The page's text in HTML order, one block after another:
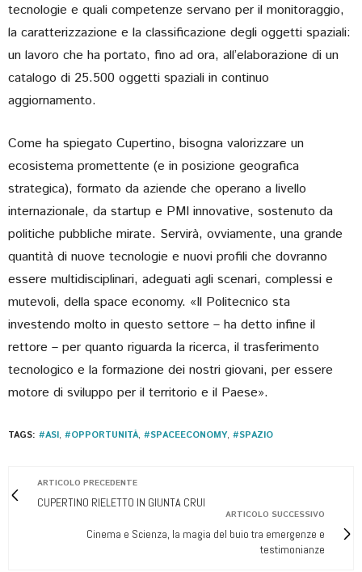
tecnologie e quali competenze servano per il monitoraggio,
la caratterizzazione e la classificazione degli oggetti spaziali:
un lavoro che ha portato, fino ad ora, all’elaborazione di un
catalogo di 25.500 oggetti spaziali in continuo
aggiornamento.
Come ha spiegato Cupertino, bisogna valorizzare un
ecosistema promettente (e in posizione geografica
strategica), formato da aziende che operano a livello
internazionale, da startup e PMI innovative, sostenuto da
politiche pubbliche mirate. Servirà, ovviamente, una grande
quantità di nuove tecnologie e nuovi profili che dovranno
essere multidisciplinari, adeguati agli scenari, complessi e
mutevoli, della space economy. «Il Politecnico sta
investendo molto in questo settore – ha detto infine il
rettore – per quanto riguarda la ricerca, il trasferimento
tecnologico e la formazione dei nostri giovani, per essere
motore di sviluppo per il territorio e il Paese».
TAGS: #ASI, #OPPORTUNITÀ, #SPACEECONOMY, #SPAZIO
ARTICOLO PRECEDENTE
CUPERTINO RIELETTO IN GIUNTA CRUI
ARTICOLO SUCCESSIVO
Cinema e Scienza, la magia del buio tra emergenze e
testimonianze